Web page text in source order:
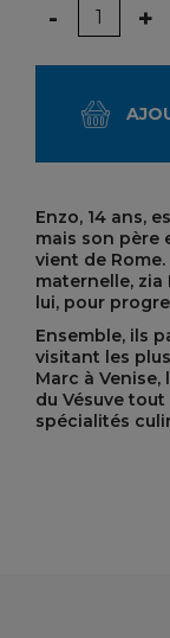
Quantité
- +
Enzo, 14 ans,
mais son père
vient de
maternelle, zia
lui, pour
Ensemble, ils
visitant les
Marc à Venise,
du Vésuve
spécialités